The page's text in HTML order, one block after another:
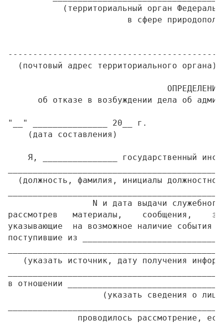
(территориальный орган
в сфере
(почтовый адрес территориального органа)
                                ОПРЕДЕЛЕНИЕ
об отказе в возбуждении дела об
"__" _______________ 20__ г.
(дата составления)
Я, _______________ государственный
(должность, фамилия, инициалы
N и дата выдачи
рассмотрев   материалы,    сообщения,
указывающие  на возможное наличие события
поступившие из
(указать источник, дату получения
в отношении
(указать сведения о
проводилось рассмотрение,